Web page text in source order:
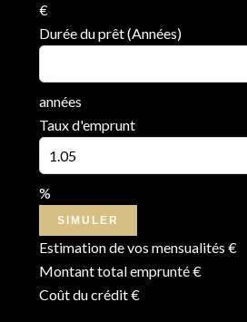
€
Durée du prêt (Années)
années
Taux d'emprunt
%
SIMULER
Estimation de vos mensualités €
Montant total emprunté€
Coût du crédit€